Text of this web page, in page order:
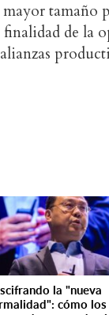
tamaño
de la
la "nueva
cómo los